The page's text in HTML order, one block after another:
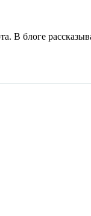
В блоге